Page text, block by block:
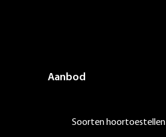
Aanbod
Soorten hoortoestellen